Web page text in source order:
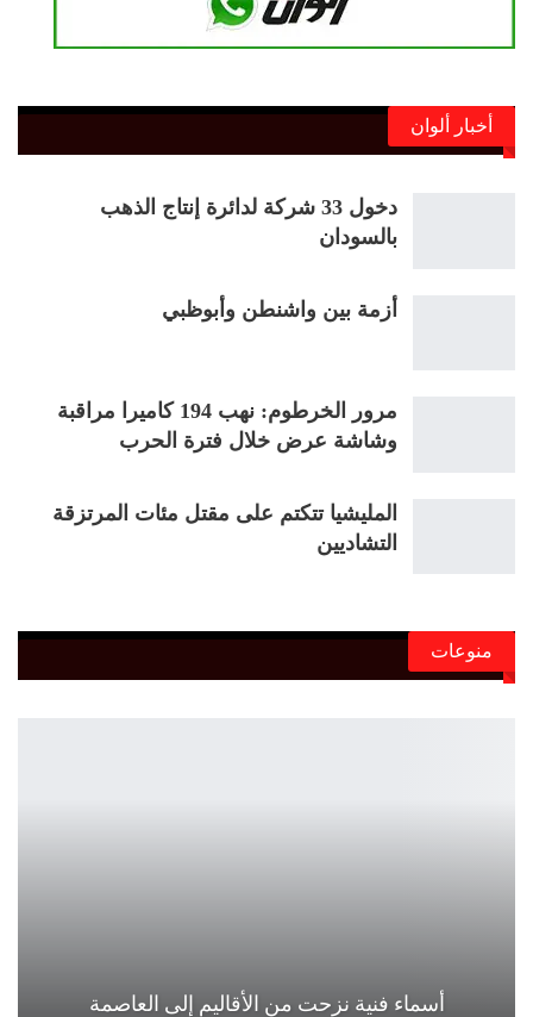
أخبار ألوان
دخول 33 شركة لدائرة إنتاج الذهب
بالسودان
أزمة بين واشنطن وأبوظبي
مرور الخرطوم: نهب 194 كاميرا مراقبة
وشاشة عرض خلال فترة الحرب
المليشيا تتكتم على مقتل مئات المرتزقة
التشاديين
منوعات
أسماء فنية نزحت من الأقاليم إلى العاصمة